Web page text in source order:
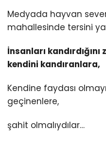
Medyada hayvan
mahallesinde tersini
İnsanları
kendini kandıranlara,
Kendine faydası
geçinenlere,
şahit olmalıydılar…